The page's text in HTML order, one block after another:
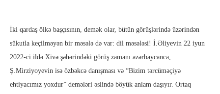
İki qardaş ölkə başçısının, demək olar, bütün görüşlərində üzərindən
sükutla keçilməyən bir məsələ də var: dil məsələsi! İ.Əliyevin 22 iyun
2022-ci ildə Xivə şəhərindəki görüş zamanı azərbaycanca,
Ş.Mirziyoyevin isə özbəkcə danışması və “Bizim tərcüməçiyə
ehtiyacımız yoxdur” demələri əslində böyük anlam daşıyır. Ortaq